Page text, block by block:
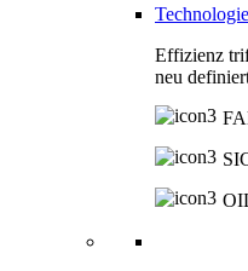
Technologie
Effizienz
neu